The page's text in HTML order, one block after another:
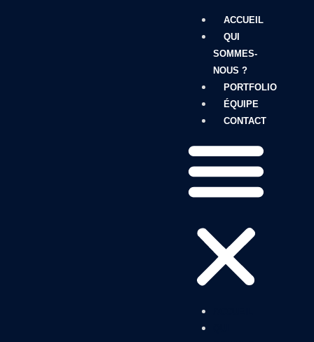
ACCUEIL
QUI
SOMMES-
NOUS ?
PORTFOLIO
ÉQUIPE
CONTACT